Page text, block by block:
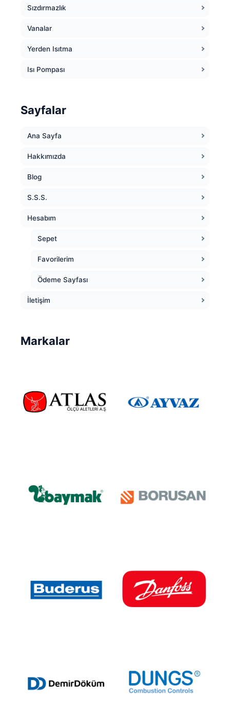
Sızdırmazlık
Vanalar
Yerden Isıtma
Isı Pompası
Sayfalar
Ana Sayfa
Hakkımızda
Blog
S.S.S.
Hesabım
Sepet
Favorilerim
Ödeme Sayfası
İletişim
Markalar